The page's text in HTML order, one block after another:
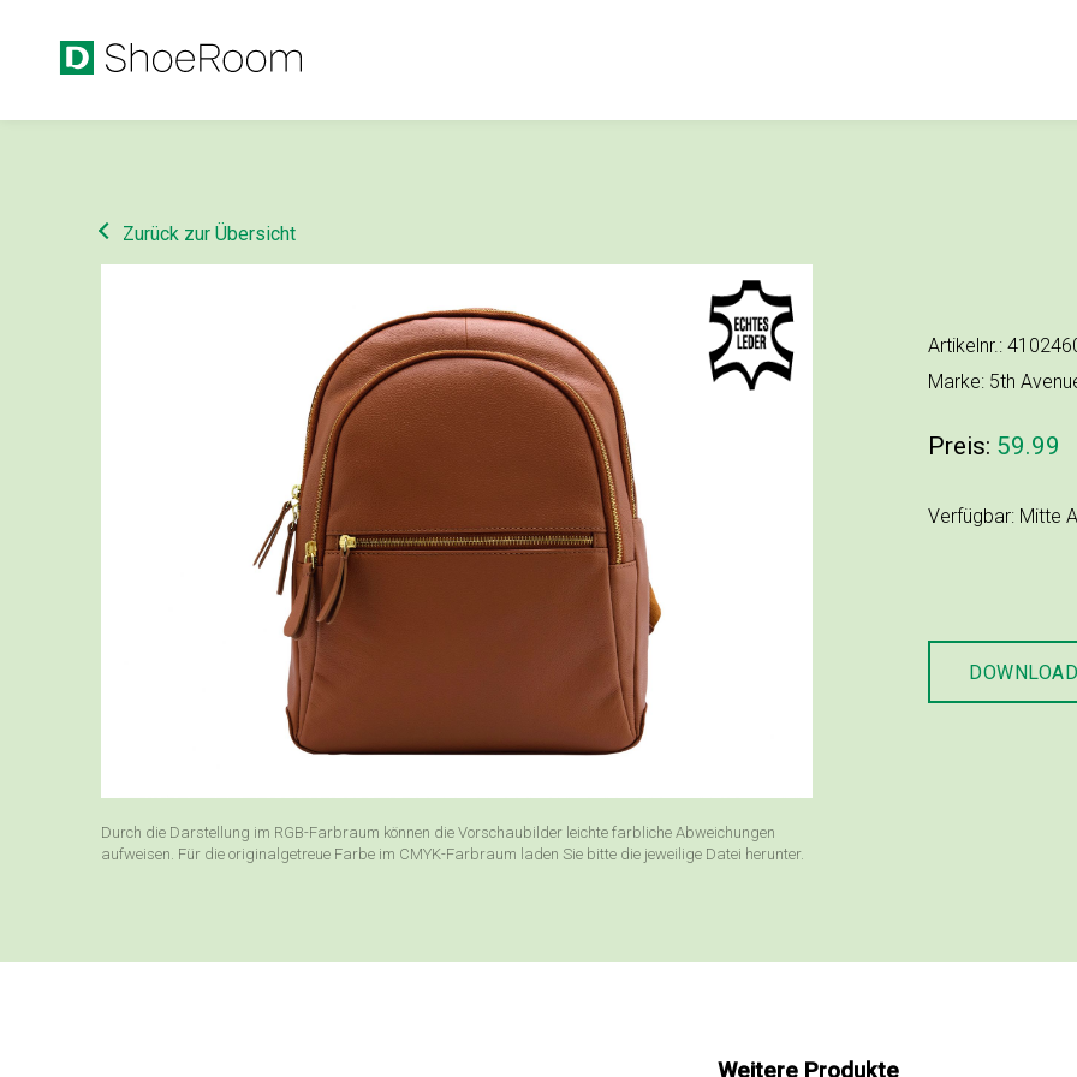
Zurück zur Übersicht
Durch die Darstellung im RGB-Farbraum können die Vorschaubilder leichte farbliche Abweichungen
aufweisen. Für die originalgetreue Farbe im CMYK-Farbraum laden Sie bitte die jeweilige Datei herunter.
Artikelnr.:
Marke: 5th
Preis: 59.99
Verfügbar: Mitte
DOWNLOAD
Weitere Produkte